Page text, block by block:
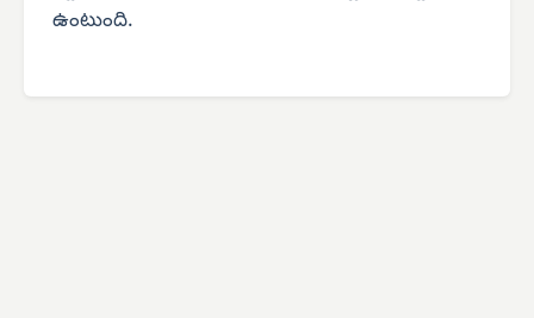
ఉంటుంది.